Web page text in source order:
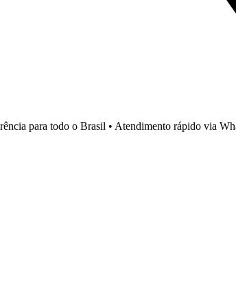
para todo o Brasil • Atendimento rápido via